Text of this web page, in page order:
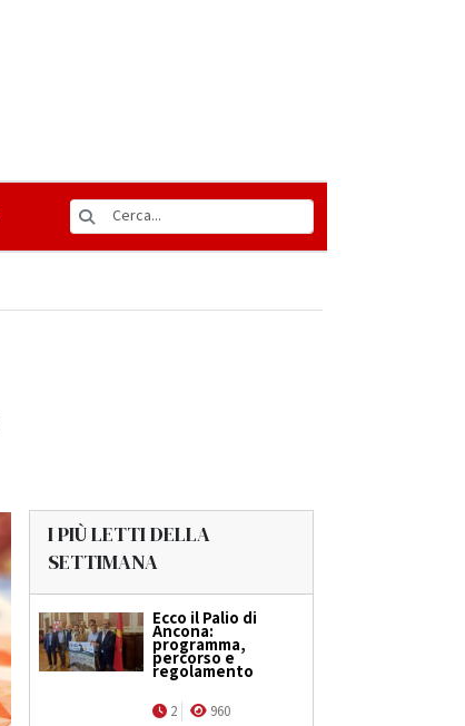
I PIÙ LETTI DELLA
SETTIMANA
Ecco il Palio di
Ancona:
programma,
percorso e
regolamento
2 960